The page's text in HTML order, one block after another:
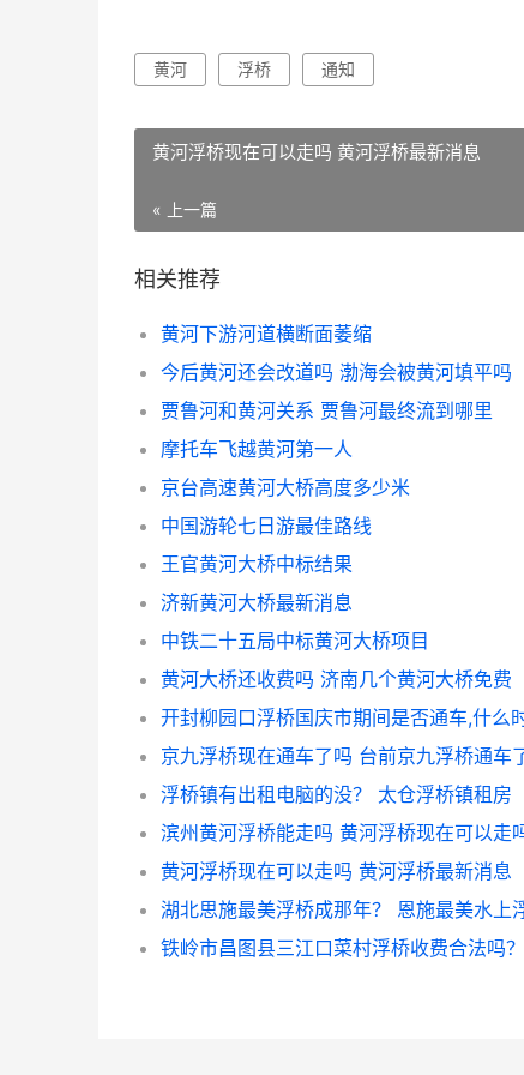
黄河 浮桥 通知
黄河浮桥现在可以走吗 黄河浮桥最新消息
« 上一篇
相关推荐
黄河下游河道横断面萎缩
今后黄河还会改道吗 渤海会被黄河填平吗
贾鲁河和黄河关系 贾鲁河最终流到哪里
摩托车飞越黄河第一人
京台高速黄河大桥高度多少米
中国游轮七日游最佳路线
王官黄河大桥中标结果
济新黄河大桥最新消息
中铁二十五局中标黄河大桥项目
黄河大桥还收费吗 济南几个黄河大桥免费
京九浮桥现在通车了吗 台前京九浮桥通车
浮桥镇有出租电脑的没？ 太仓浮桥镇租房
滨州黄河浮桥能走吗 黄河浮桥现在可以走
黄河浮桥现在可以走吗 黄河浮桥最新消息
湖北思施最美浮桥成那年？ 恩施最美水上